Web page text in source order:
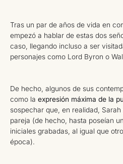
Tras un par de años de vida en
empezó a hablar de estas dos
caso, llegando incluso a ser
personajes como Lord Byron o
De hecho, algunos de sus
como la expresión máxima de la
sospechar que, en realidad,
pareja (de hecho, hasta poseían
iniciales grabadas, al igual que
época).